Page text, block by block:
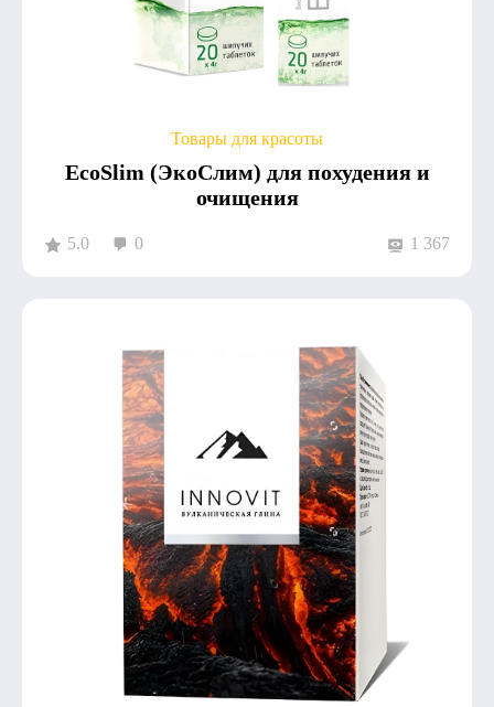
Товары для красоты
EcoSlim (ЭкоСлим) для похудения и
очищения
5.0 0 1 367